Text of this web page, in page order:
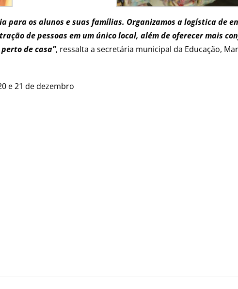
para os alunos e suas famílias. Organizamos a logística de
de pessoas em um único local, além de oferecer mais
de casa”, ressalta a secretária municipal da Educação,
e 21 de dezembro